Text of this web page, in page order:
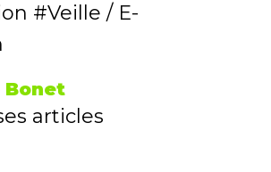
Veille / E-
Bonet
articles